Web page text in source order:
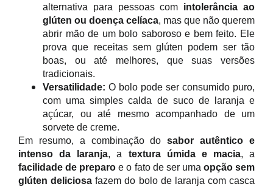
alternativa para pessoas com intolerância ao
glúten ou doença celíaca, mas que não querem
abrir mão de um bolo saboroso e bem feito. Ele
prova que receitas sem glúten podem ser tão
boas, ou até melhores, que suas versões
tradicionais.
Versatilidade: O bolo pode ser consumido puro,
com uma simples calda de suco de laranja e
açúcar, ou até mesmo acompanhado de um
sorvete de creme.
Em resumo, a combinação dosabor autêntico e
intenso da laranja, a textura úmida e macia, a
facilidade de preparo e o fato de ser uma opção sem
glúten deliciosa fazem do bolo de laranja com casca